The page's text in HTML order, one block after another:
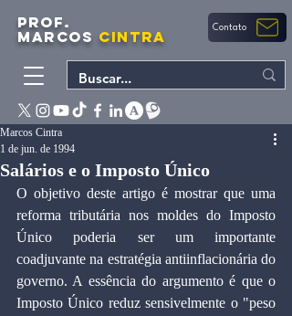
PROF.
MARCOS CINTRA Contato
Salários e o Imposto Único
Marcos Cintra
1 de jun. de 1994
O objetivo deste artigo é mostrar que uma
reforma tributária nos moldes do Imposto
Único poderia ser um importante
coadjuvante na estratégia antiinflacionária do
governo. A essência do argumento é que o
Imposto Único reduz sensivelmente o "peso